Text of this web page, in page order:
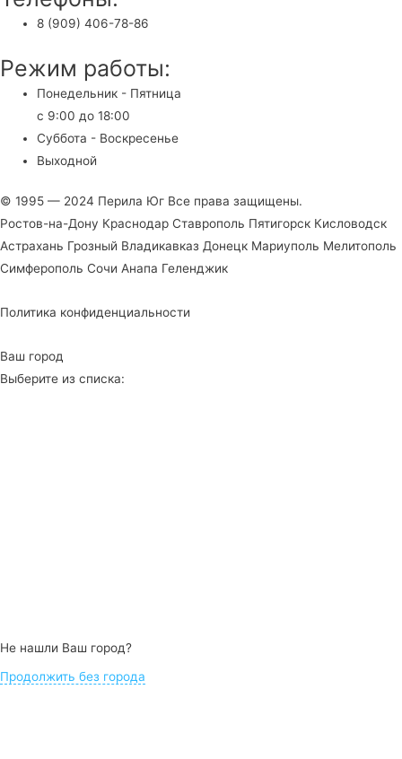
8 (909) 406-78-86
Режим работы:
Понедельник - Пятница
с 9:00 до 18:00
Суббота - Воскресенье
Выходной
© 1995 — 2024 Перила Юг Все права защищены.
Ростов-на-Дону Краснодар Ставрополь Пятигорск Кисловодск
Астрахань Грозный Владикавказ Донецк Мариуполь Мелитополь
Симферополь Сочи Анапа Геленджик
Политика конфиденциальности
Ваш город
Выберите из списка:
Не нашли Ваш город?
Продолжить без города